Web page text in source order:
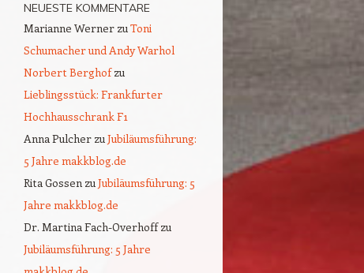
NEUESTE KOMMENTARE
Marianne Werner zuToni
Schumacher und Andy Warhol
Norbert Berghofzu
Lieblingsstück: Frankfurter
Hochhausschrank F1
Anna Pulcher zuJubiläumsführung:
5 Jahre makkblog.de
Rita Gossen zuJubiläumsführung: 5
Jahre makkblog.de
Dr. Martina Fach-Overhoffzu
Jubiläumsführung: 5 Jahre